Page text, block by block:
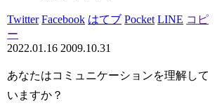
Twitter Facebook はてブ Pocket LINE コピ
ー
2022.01.16 2009.10.31
あなたはコミュニケーションを理解して
いますか？